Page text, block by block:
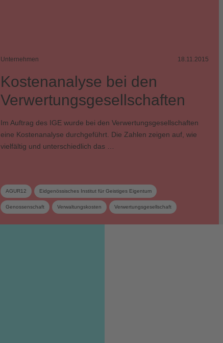
Unternehmen 18.11.2015
Kostenanalyse bei den
Verwertungsgesellschaften
Im Auftrag des IGE wurde bei den Verwertungsgesellschaften
eine Kostenanalyse durchgeführt. Die Zahlen zeigen auf, wie
vielfältig und unterschiedlich das …
AGUR12 Eidgenössisches Institut für Geistiges Eigentum
Genossenschaft Verwaltungskosten Verwertungsgesellschaft